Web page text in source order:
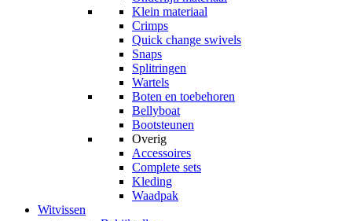
Klein materiaal
Crimps
Quick change swivels
Snaps
Splitringen
Wartels
Boten en toebehoren
Bellyboat
Bootsteunen
Overig
Accessoires
Complete sets
Kleding
Waadpak
Witvissen